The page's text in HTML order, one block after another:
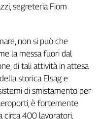
segreteria Fiom
non si può che
la messa fuori dal
di tali attività in attesa
storica Elsag e
di smistamento per
è fortemente
circa 400 lavoratori,